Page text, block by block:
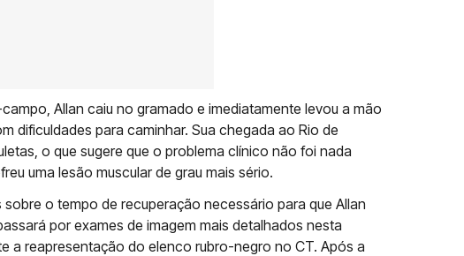
Allan caiu no gramado e imediatamente levou a mão
dificuldades para caminhar. Sua chegada ao Rio de
o que sugere que o problema clínico não foi nada
uma lesão muscular de grau mais sério.
o tempo de recuperação necessário para que Allan
por exames de imagem mais detalhados nesta
a reapresentação do elenco rubro-negro no CT. Após a